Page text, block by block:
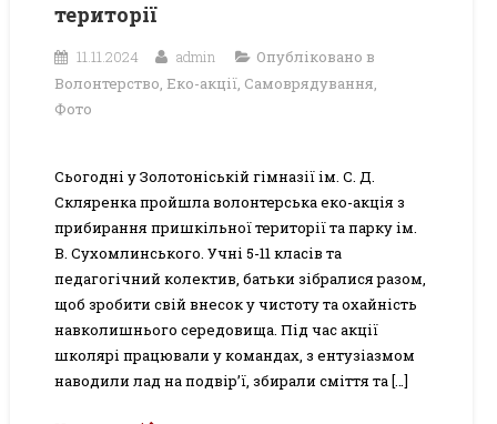
території
11.11.2024 admin
Опубліковано в
Волонтерство, Еко-акції, Самоврядування,
Фото
Сьогодні у Золотоніській гімназії ім. С. Д.
Скляренка пройшла волонтерська еко-акція з
прибирання пришкільної території та парку ім.
В. Сухомлинського. Учні 5-11 класів та
педагогічний колектив, батьки зібралися разом,
щоб зробити свій внесок у чистоту та охайність
навколишнього середовища. Під час акції
школярі працювали у командах, з ентузіазмом
наводили лад на подвір’ї, збирали сміття та […]